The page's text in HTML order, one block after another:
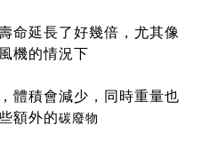
命延長了好幾倍，尤其像
機的情況下
體積會減少，同時重量也
額外的碳廢物